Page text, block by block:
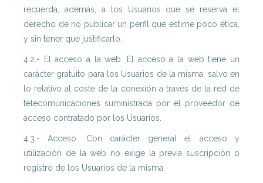
recuerda, además, a los Usuarios que se reserva el
derecho de no publicar un perfil que estime poco ética,
y sin tener que justificarlo.
4.2.- El acceso a la web. El acceso a la web tiene un
carácter gratuito para los Usuarios de la misma, salvo en
lo relativo al coste de la conexión a través de la red de
telecomunicaciones suministrada por el proveedor de
acceso contratado por los Usuarios.
4.3.- Acceso. Con carácter general el acceso y
utilización de la web no exige la previa suscripción o
registro de los Usuarios de la misma.